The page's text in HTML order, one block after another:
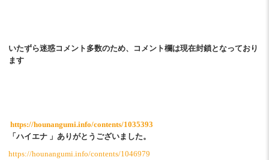
いたずら迷惑コメント多数のため、コメント欄は現在封鎖となっており
ます
https://hounangumi.info/contents/1035393
「ハイエナ 」ありがとうございました。
https://hounangumi.info/contents/1046979